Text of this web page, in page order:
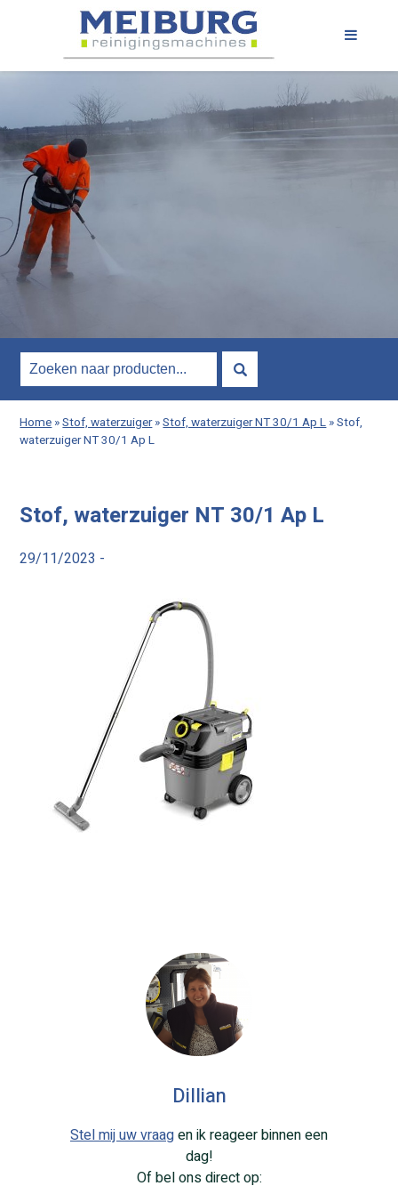
Home»Stof, waterzuiger»Stof, waterzuiger NT 30/1 Ap L»Stof,
waterzuiger NT 30/1 Ap L
Stof, waterzuiger NT 30/1 Ap L
29/11/2023 -
Dillian
Stel mij uw vraagen ik reageer binnen een
dag!
Of bel ons direct op: